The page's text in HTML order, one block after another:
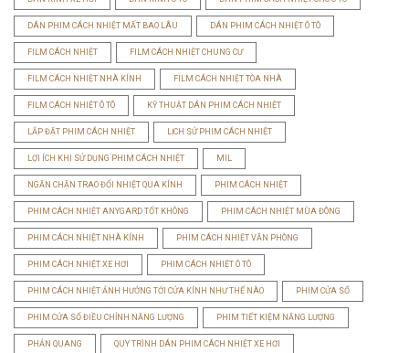
DÁN PHIM CÁCH NHIỆT MẤT BAO LÂU DÁN PHIM CÁCH NHIỆT Ô TÔ
FILM CÁCH NHIỆT FILM CÁCH NHIỆT CHUNG CƯ
FILM CÁCH NHIỆT NHÀ KÍNH FILM CÁCH NHIỆT TÒA NHÀ
FILM CÁCH NHIỆT Ô TÔ KỸ THUẬT DÁN PHIM CÁCH NHIỆT
LẮP ĐẶT PHIM CÁCH NHIỆT LỊCH SỬ PHIM CÁCH NHIỆT
LỢI ÍCH KHI SỬ DỤNG PHIM CÁCH NHIỆT MIL
NGĂN CHẶN TRAO ĐỔI NHIỆT QUA KÍNH PHIM CÁCH NHIỆT
PHIM CÁCH NHIỆT ANYGARD TỐT KHÔNG PHIM CÁCH NHIỆT MÙA ĐÔNG
PHIM CÁCH NHIỆT NHÀ KÍNH PHIM CÁCH NHIỆT VĂN PHÒNG
PHIM CÁCH NHIỆT XE HƠI PHIM CÁCH NHIỆT Ô TÔ
PHIM CÁCH NHIỆT ẢNH HƯỞNG TỚI CỬA KÍNH NHƯ THẾ NÀO PHIM CỬA SỔ
PHIM CỬA SỔ ĐIỀU CHỈNH NĂNG LƯỢNG PHIM TIẾT KIỆM NĂNG LƯỢNG
PHẢN QUANG QUY TRÌNH DÁN PHIM CÁCH NHIỆT XE HƠI